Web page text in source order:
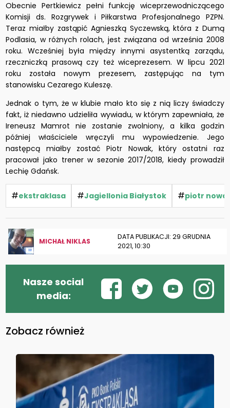
Obecnie Pertkiewicz pełni funkcję wiceprzewodniczącego
Komisji ds. Rozgrywek i Piłkarstwa Profesjonalnego PZPN.
Teraz miałby zastąpić Agnieszką Syczewską, która z Dumą
Podlasia, w różnych rolach, jest związana od września 2008
roku. Wcześniej była między innymi asystentką zarządu,
rzeczniczką prasową czy też wiceprezesem. W lipcu 2021
roku została nowym prezesem, zastępując na tym
stanowisku Cezarego Kuleszę.
Jednak o tym, że w klubie mało kto się z nią liczy świadczy
fakt, iż niedawno udzieliła wywiadu, w którym zapewniała, że
Ireneusz Mamrot nie zostanie zwolniony, a kilka godzin
później właściciele wręczyli mu wypowiedzenie. Jego
następcą miałby zostać Piotr Nowak, który ostatni raz
pracował jako trener w sezonie 2017/2018, kiedy prowadził
Lechię Gdańsk.
#ekstraklasa #Jagiellonia Białystok #piotr
MICHAŁ NIKLAS
DATA PUBLIKACJI: 29 GRUDNIA
2021, 10:30
Nasze social
media:
Zobacz również